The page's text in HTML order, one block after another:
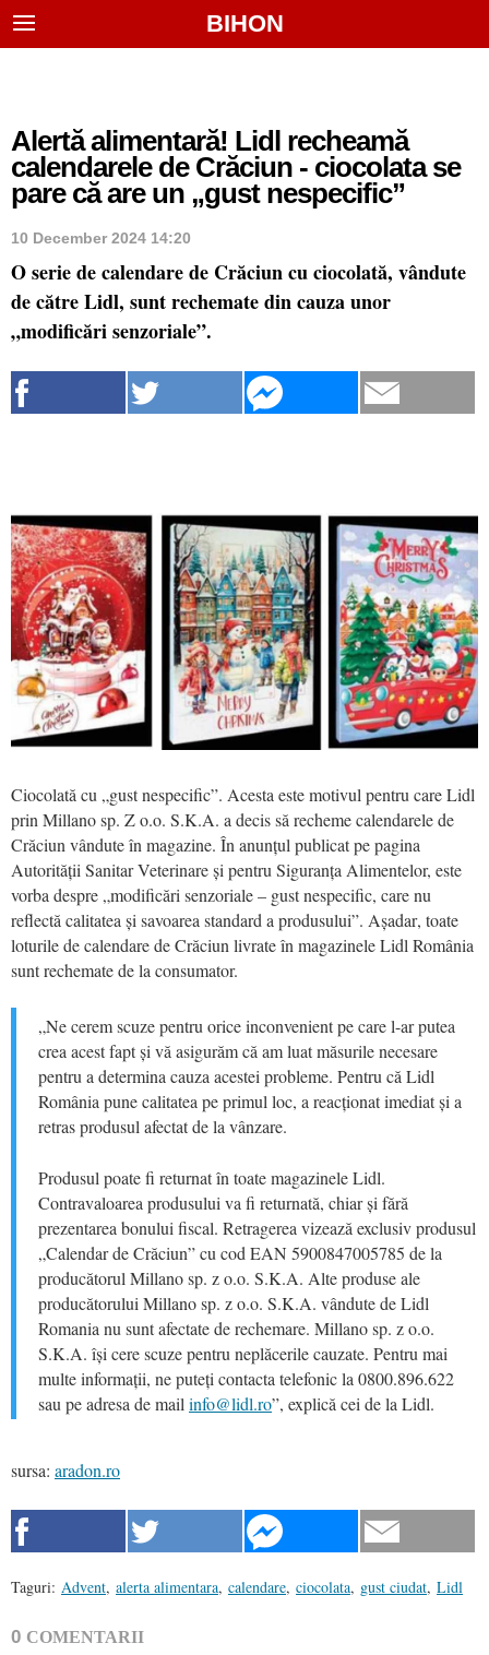
BIHON
Alertă alimentară! Lidl recheamă
calendarele de Crăciun - ciocolata se
pare că are un „gust nespecific”
10 December 2024 14:20
O serie de calendare de Crăciun cu ciocolată, vândute
de către Lidl, sunt rechemate din cauza unor
„modificări senzoriale”.
Ciocolată cu „gust nespecific”. Acesta este motivul pentru care Lidl
prin Millano sp. Z o.o. S.K.A. a decis să recheme calendarele de
Crăciun vândute în magazine. În anunțul publicat pe pagina
Autorității Sanitar Veterinare și pentru Siguranța Alimentelor, este
vorba despre „modificări senzoriale – gust nespecific, care nu
reflectă calitatea și savoarea standard a produsului”. Așadar, toate
loturile de calendare de Crăciun livrate în magazinele Lidl România
sunt rechemate de la consumator.
„Ne cerem scuze pentru orice inconvenient pe care l-ar putea
crea acest fapt și vă asigurăm că am luat măsurile necesare
pentru a determina cauza acestei probleme. Pentru că Lidl
România pune calitatea pe primul loc, a reacționat imediat și a
retras produsul afectat de la vânzare.
Produsul poate fi returnat în toate magazinele Lidl.
Contravaloarea produsului va fi returnată, chiar și fără
prezentarea bonului fiscal. Retragerea vizează exclusiv produsul
„Calendar de Crăciun” cu cod EAN 5900847005785 de la
producătorul Millano sp. z o.o. S.K.A. Alte produse ale
producătorului Millano sp. z o.o. S.K.A. vândute de Lidl
Romania nu sunt afectate de rechemare. Millano sp. z o.o.
S.K.A. își cere scuze pentru neplăcerile cauzate. Pentru mai
multe informații, ne puteți contacta telefonic la 0800.896.622
sau pe adresa de mail info@lidl.ro”, explică cei de la Lidl.
sursa: aradon.ro
Taguri: Advent, alerta alimentara, calendare, ciocolata, gust ciudat, Lidl
0 COMENTARII